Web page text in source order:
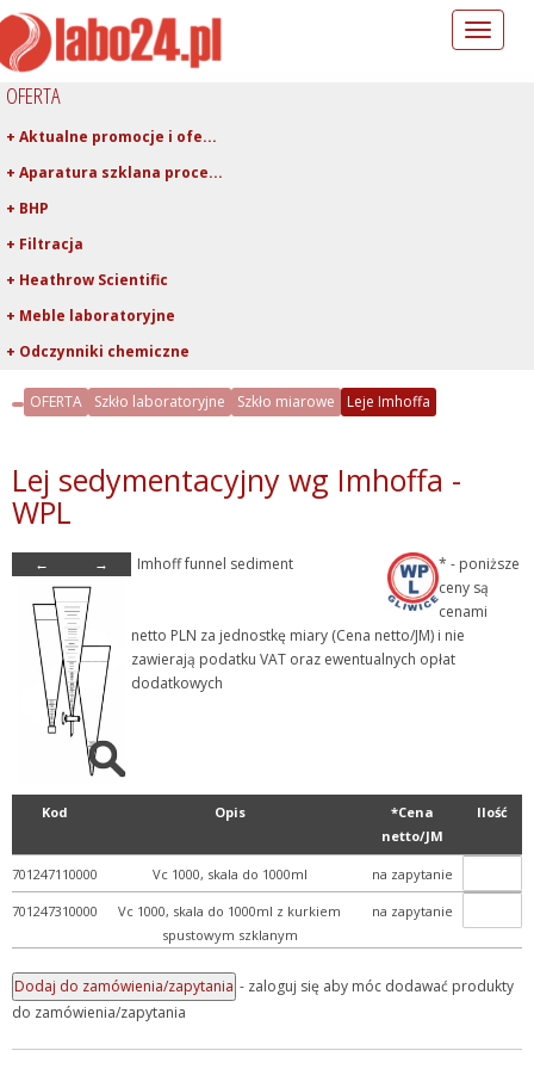
Toggle
OFERTA
+ Aktualne promocje i ofe...
+ Aparatura szklana proce...
+ BHP
+ Filtracja
+ Heathrow Scientific
+ Meble laboratoryjne
+ Odczynniki chemiczne
+ Pipetowanie i dawkowani...
+ Plastiki laboratoryjne
+ Rury, pręty, kapilary ...
+ Szkło kwarcowe
- Szkło laboratoryjne
+ Aparaty szklane laborat...
+ Butle i butelki szklane
+ Chłodnice i kolumny
+ Detergenty
+ Eksykatory i dzwony szk...
+ Fiolki szklane (wialki)
+ Kolby
+ Krystalizatory, parowni...
+ Lejki szklane
+ Naczynia do mikrobiolog...
+ Płuczki bez spiekanego...
OFERTA Szkło laboratoryjne Szkło miarowe Leje Imhoffa
Lej sedymentacyjny wg Imhoffa -
WPL
← → Imhoff funnel sediment
* - poniższe
ceny są
cenami
netto PLN za jednostkę miary (Cena netto/JM) i nie
zawierają podatku VAT oraz ewentualnych opłat
dodatkowych
Kod Opis
*Cena
netto/JM
Ilość
701247110000 Vc 1000, skala do 1000ml na zapytanie
701247310000
Vc 1000, skala do 1000ml z kurkiem
spustowym szklanym
na zapytanie
- zaloguj się aby móc dodawać produkty
do zamówienia/zapytania